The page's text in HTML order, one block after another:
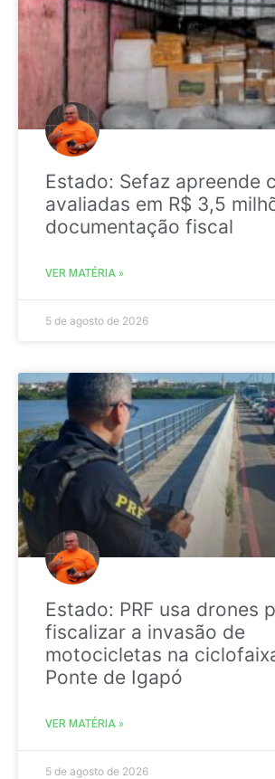
Estado: Sefaz apreende
avaliadas em R$ 3,5
documentação fiscal
VER MATÉRIA »
5 de agosto de 2026
Estado: PRF usa drones
fiscalizar a invasão de
motocicletas na
Ponte de Igapó
VER MATÉRIA »
5 de agosto de 2026